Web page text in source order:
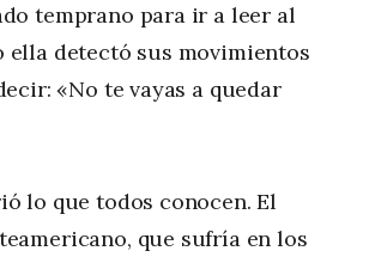
temprano para ir a leer al
ella detectó sus movimientos
«No te vayas a quedar
lo que todos conocen. El
que sufría en los